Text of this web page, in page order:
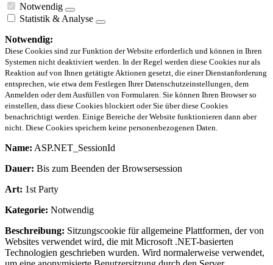
Notwendig
Statistik & Analyse
Notwendig:
Diese Cookies sind zur Funktion der Website erforderlich und können in Ihren
Systemen nicht deaktiviert werden. In der Regel werden diese Cookies nur als
Reaktion auf von Ihnen getätigte Aktionen gesetzt, die einer Dienstanforderung
entsprechen, wie etwa dem Festlegen Ihrer Datenschutzeinstellungen, dem
Anmelden oder dem Ausfüllen von Formularen. Sie können Ihren Browser so
einstellen, dass diese Cookies blockiert oder Sie über diese Cookies
benachrichtigt werden. Einige Bereiche der Website funktionieren dann aber
nicht. Diese Cookies speichern keine personenbezogenen Daten.
Name: ASP.NET_SessionId
Dauer: Bis zum Beenden der Browsersession
Art: 1st Party
Kategorie: Notwendig
Beschreibung: Sitzungscookie für allgemeine Plattformen, der von
Websites verwendet wird, die mit Microsoft .NET-basierten
Technologien geschrieben wurden. Wird normalerweise verwendet,